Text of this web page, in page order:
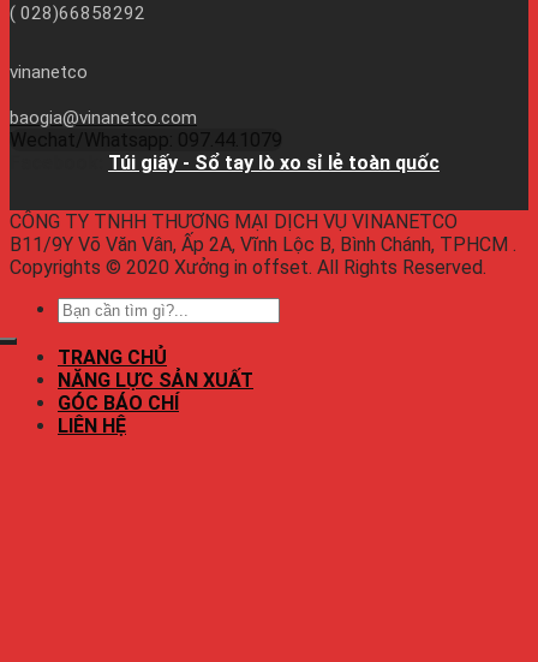
( 028)66858292
vinanetco
baogia@vinanetco.com
Wechat/Whatsapp: 097.44.1079
Túi giấy - Sổ tay lò xo sỉ lẻ toàn quốc
CÔNG TY TNHH THƯƠNG MẠI DỊCH VỤ VINANETCO
B11/9Y Võ Văn Vân, Ấp 2A, Vĩnh Lộc B, Bình Chánh, TPHCM .
Copyrights © 2020 Xưởng in offset. All Rights Reserved.
TRANG CHỦ
NĂNG LỰC SẢN XUẤT
GÓC BÁO CHÍ
LIÊN HỆ